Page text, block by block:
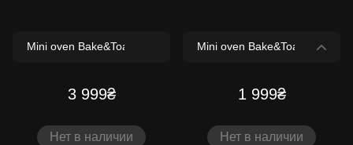
3 999₴
Нет в наличии
1 999₴
Нет в наличии